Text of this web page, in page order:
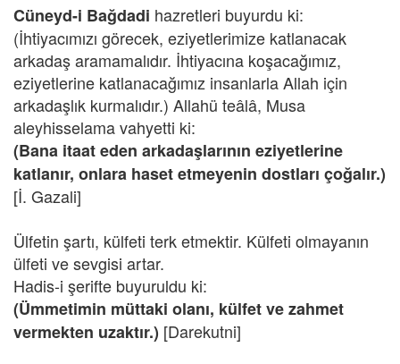
Cüneyd-i Bağdadi hazretleri buyurdu ki:
(İhtiyacımızı görecek, eziyetlerimize katlanacak
arkadaş aramamalıdır. İhtiyacına koşacağımız,
eziyetlerine katlanacağımız insanlarla Allah için
arkadaşlık kurmalıdır.) Allahü teâlâ, Musa
aleyhisselama vahyetti ki:
(Bana itaat eden arkadaşlarının eziyetlerine
katlanır, onlara haset etmeyenin dostları çoğalır.)
[İ. Gazali]
Ülfetin şartı, külfeti terk etmektir. Külfeti olmayanın
ülfeti ve sevgisi artar.
Hadis-i şerifte buyuruldu ki:
(Ümmetimin müttaki olanı, külfet ve zahmet
vermekten uzaktır.) [Darekutni]